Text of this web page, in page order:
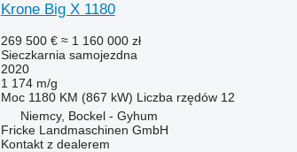
Krone Big X 1180
269 500 € ≈ 1 160 000 zł
Sieczkarnia samojezdna
2020
1 174 m/g
Moc 1180 KM (867 kW) Liczba rzędów 12
Niemcy, Bockel - Gyhum
Fricke Landmaschinen GmbH
Kontakt z dealerem